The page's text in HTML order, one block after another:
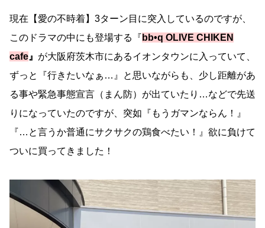
現在【愛の不時着】3ターン目に突入しているのですが、
このドラマの中にも登場する『 bb•q OLIVE CHIKEN
cafe 』 が大阪府茨木市にあるイオンタウンに入っていて、
ずっと『行きたいなぁ…』と思いながらも、少し距離があ
る事や緊急事態宣言（まん防）が出ていたり…などで先送
りになっていたのですが、突如『もうガマンならん！』
『…と言うか普通にサクサクの鶏食べたい！』欲に負けて
ついに買ってきました！